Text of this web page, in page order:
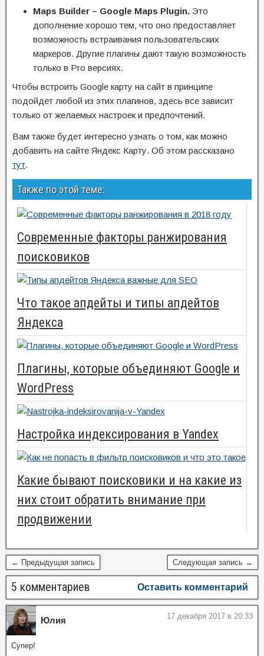
Maps Builder – Google Maps Plugin. Это
дополнение хорошо тем, что оно предоставляет
возможность встраивания пользовательских
маркеров. Другие плагины дают такую возможность
только в Pro версиях.
Чтобы встроить Google карту на сайт в принципе
подойдет любой из этих плагинов, здесь все зависит
только от желаемых настроек и предпочтений.
Вам также будет интересно узнать о том, как можно
добавить на сайте Яндекс Карту. Об этом рассказано
тут.
Также по этой теме:
Современные факторы ранжирования
поисковиков
Что такое апдейты и типы апдейтов
Яндекса
Плагины, которые объединяют Google и
WordPress
Настройка индексирования в Yandex
Какие бывают поисковики и на какие из
них стоит обратить внимание при
продвижении
← Предыдущая запись Следующая запись →
5 комментариев Оставить комментарий
Юлия 17 декабря 2017 в 20:33
Супер!